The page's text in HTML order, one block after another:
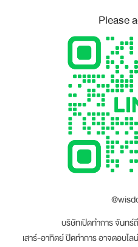
Please
บริษัทเปิดทำการ จันทร์
เสาร์-อาทิตย์ ปิดทำการ อาจตอบไ